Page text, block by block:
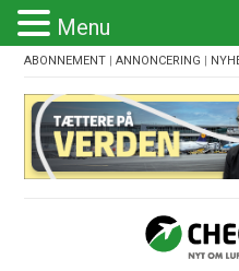
ABONNEMENT |ANNONCERING |
Menu